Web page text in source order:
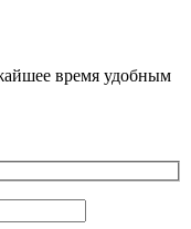
время удобным